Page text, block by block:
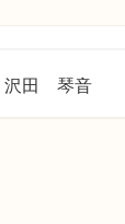
沢田 琴音